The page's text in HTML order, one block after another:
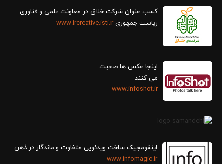
کسب عنوان شرکت خلاق در معاونت علمی و فناوری
ریاست جمهوریwww.ircreative.isti.ir
اینجا عکس ها صحبت
می کنند
www.infoshot.ir
اینفومجیک ساخت ویدئویی متفاوت و ماندگار در ذهن
www.infomagic.ir